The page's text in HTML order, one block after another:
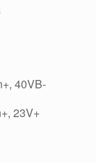
40VB-
23V+